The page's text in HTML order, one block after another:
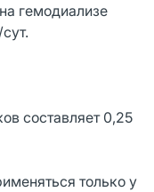
гемодиализе
составляет 0,25
только у